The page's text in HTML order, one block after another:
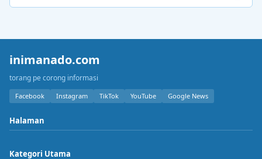
inimanado.com
torang pe corong informasi
Facebook Instagram TikTok YouTube Google News
Halaman
Kategori Utama